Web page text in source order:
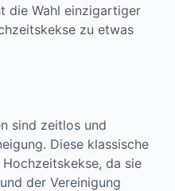
die Wahl einzigartiger
zu etwas
sind zeitlos und
Diese klassische
da sie
der Vereinigung